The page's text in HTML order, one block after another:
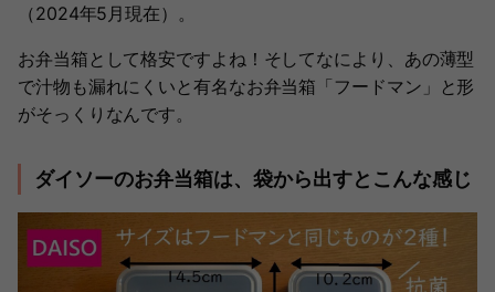
（2024年5月現在）。
お弁当箱として格安ですよね！そしてなにより、あの薄型
で汁物も漏れにくいと有名なお弁当箱「フードマン」と形
がそっくりなんです。
ダイソーのお弁当箱は、袋から出すとこんな感じ